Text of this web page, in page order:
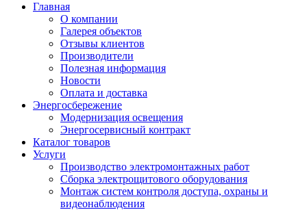
Главная
О компании
Галерея объектов
Отзывы клиентов
Производители
Полезная информация
Новости
Оплата и доставка
Энергосбережение
Модернизация освещения
Энергосервисный контракт
Каталог товаров
Услуги
Производство электромонтажных работ
Сборка электрощитового оборудования
Монтаж систем контроля доступа, охраны и
видеонаблюдения